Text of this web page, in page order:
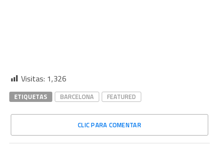
Visitas: 1,326
ETIQUETAS BARCELONA FEATURED
CLIC PARA COMENTAR